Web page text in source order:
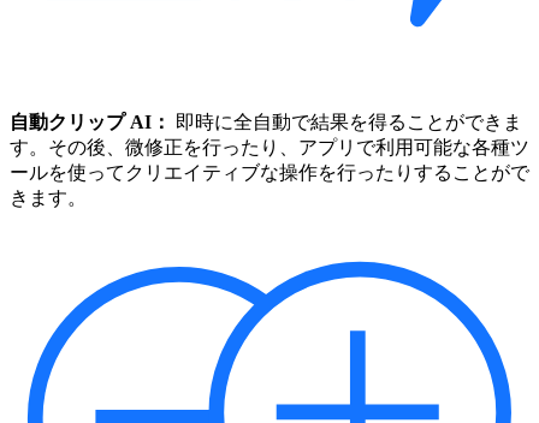
自動クリップ AI：
即時に全自動で結果を得ることができま
す。その後、微修正を行ったり、アプリで利用可能な各種ツ
ールを使ってクリエイティブな操作を行ったりすることがで
きます。